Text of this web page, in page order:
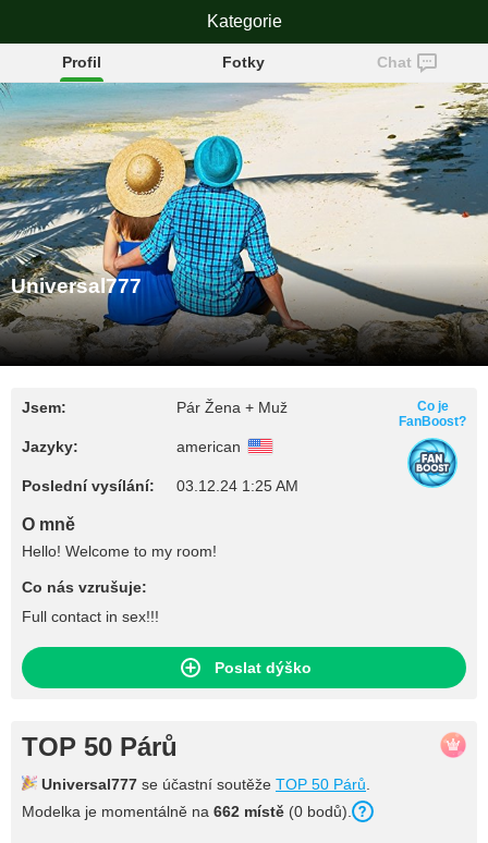
Universal777
Profil Fotky Chat
Universal777
Jsem: Pár Žena + Muž
Jazyky: american
Poslední vysílání: 03.12.24 1:25 AM
Co je
FanBoost?
O mně
Hello! Welcome to my room!
Co nás vzrušuje:
Full contact in sex!!!
Poslat dýško
TOP 50 Párů
Universal777 se účastní soutěže TOP 50 Párů
Modelka je momentálně na 662 místě (0 bodů).
Kategorie